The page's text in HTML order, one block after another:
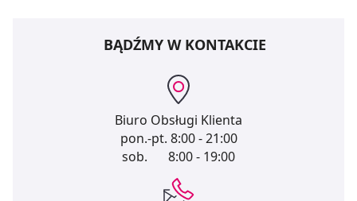
BĄDŹMY W KONTAKCIE
Biuro Obsługi Klienta
pon.-pt. 8:00 - 21:00
sob.
8:00 - 19:00